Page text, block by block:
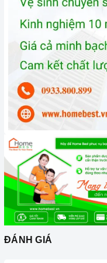
rõ ràng.
Chế độ hỗ trợ bảo
lắp đặt, chế độ bảo
nghiệp, đảm bảo rằng
và không gặp bất kỳ
sản phẩm.
Vận chuyển lắp đặt
nhân viên và kỹ thuật
hành cùng quý khách
sản phẩm.
ĐÁNH GIÁ